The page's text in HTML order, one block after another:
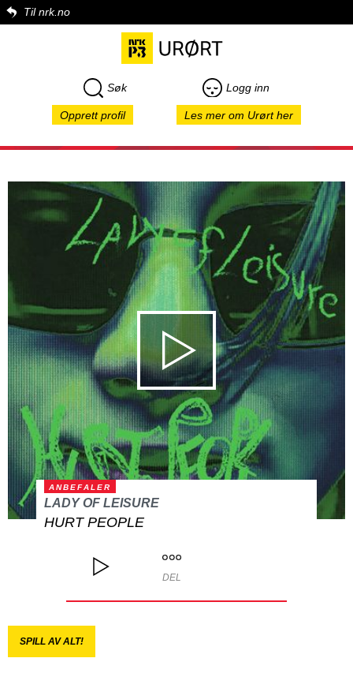
Til nrk.no
Søk Logg inn
Opprett profil Les mer om Urørt her
ANBEFALER
LADY OF LEISURE
HURT PEOPLE
DEL
SPILL AV ALT!